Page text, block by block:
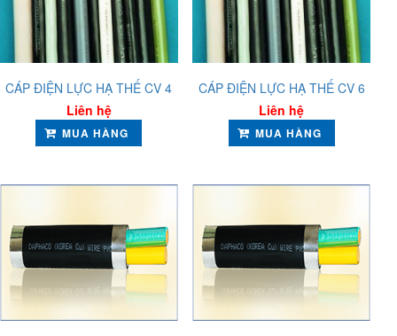
CÁP ĐIỆN LỰC HẠ THẾ CV 4
Liên hệ
MUA HÀNG
CÁP ĐIỆN LỰC HẠ THẾ CV 6
Liên hệ
MUA HÀNG